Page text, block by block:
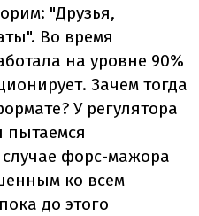
"Друзья,
Во время
на уровне 90%
Зачем тогда
У регулятора
пытаемся
форс-мажора
ко всем
до этого